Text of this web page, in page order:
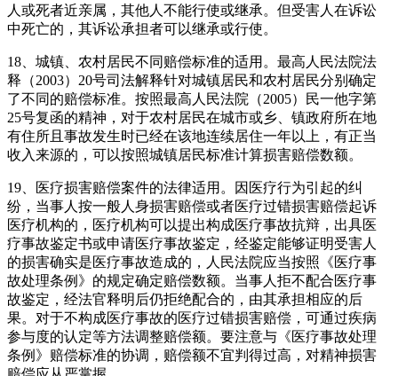
人或死者近亲属，其他人不能行使或继承。但受害人在诉讼
中死亡的，其诉讼承担者可以继承或行使。
18、城镇、农村居民不同赔偿标准的适用。最高人民法院法
释（2003）20号司法解释针对城镇居民和农村居民分别确定
了不同的赔偿标准。按照最高人民法院（2005）民一他字第
25号复函的精神，对于农村居民在城市或乡、镇政府所在地
有住所且事故发生时已经在该地连续居住一年以上，有正当
收入来源的，可以按照城镇居民标准计算损害赔偿数额。
19、医疗损害赔偿案件的法律适用。因医疗行为引起的纠
纷，当事人按一般人身损害赔偿或者医疗过错损害赔偿起诉
医疗机构的，医疗机构可以提出构成医疗事故抗辩，出具医
疗事故鉴定书或申请医疗事故鉴定，经鉴定能够证明受害人
的损害确实是医疗事故造成的，人民法院应当按照《医疗事
故处理条例》的规定确定赔偿数额。当事人拒不配合医疗事
故鉴定，经法官释明后仍拒绝配合的，由其承担相应的后
果。对于不构成医疗事故的医疗过错损害赔偿，可通过疾病
参与度的认定等方法调整赔偿额。要注意与《医疗事故处理
条例》赔偿标准的协调，赔偿额不宜判得过高，对精神损害